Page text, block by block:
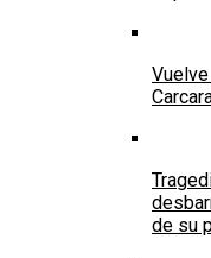
de su